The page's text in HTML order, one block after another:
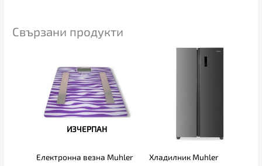
Свързани продукти
ИЗЧЕРПАН
Електронна везна Muhler
Хладилник Muhler